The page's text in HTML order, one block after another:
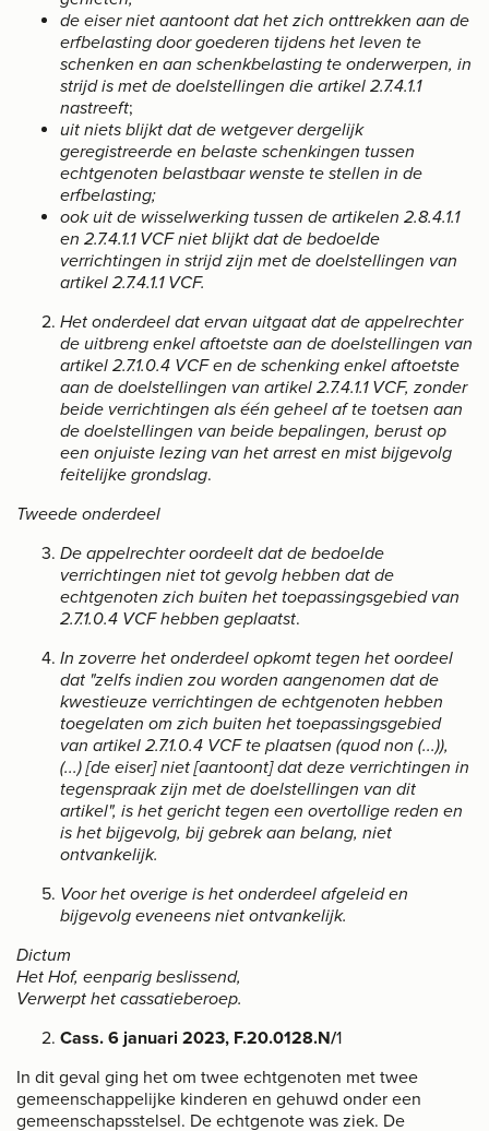
Home
Kantoor
de eiser niet aantoont dat het zich onttrekken aan de
erfbelasting door goederen tijdens het leven te
schenken en aan schenkbelasting te onderwerpen, in
strijd is met de doelstellingen die artikel 2.7.4.1.1
nastreeft;
uit niets blijkt dat de wetgever dergelijk
geregistreerde en belaste schenkingen tussen
echtgenoten belastbaar wenste te stellen in de
erfbelasting;
ook uit de wisselwerking tussen de artikelen 2.8.4.1.1
en 2.7.4.1.1 VCF niet blijkt dat de bedoelde
verrichtingen in strijd zijn met de doelstellingen van
artikel 2.7.4.1.1 VCF.
Het onderdeel dat ervan uitgaat dat de appelrechter
de uitbreng enkel aftoetste aan de doelstellingen van
artikel 2.7.1.0.4 VCF en de schenking enkel aftoetste
aan de doelstellingen van artikel 2.7.4.1.1 VCF, zonder
beide verrichtingen als één geheel af te toetsen aan
de doelstellingen van beide bepalingen, berust op
een onjuiste lezing van het arrest en mist bijgevolg
feitelijke grondslag.
Tweede onderdeel
De appelrechter oordeelt dat de bedoelde
verrichtingen niet tot gevolg hebben dat de
echtgenoten zich buiten het toepassingsgebied van
2.7.1.0.4 VCF hebben geplaatst.
In zoverre het onderdeel opkomt tegen het oordeel
dat "zelfs indien zou worden aangenomen dat de
kwestieuze verrichtingen de echtgenoten hebben
toegelaten om zich buiten het toepassingsgebied
van artikel 2.7.1.0.4 VCF te plaatsen (quod non (...)),
(...) [de eiser] niet [aantoont] dat deze verrichtingen in
tegenspraak zijn met de doelstellingen van dit
artikel", is het gericht tegen een overtollige reden en
is het bijgevolg, bij gebrek aan belang, niet
ontvankelijk.
Voor het overige is het onderdeel afgeleid en
bijgevolg eveneens niet ontvankelijk.
Dictum
Het Hof, eenparig beslissend,
Verwerpt het cassatieberoep.
Cass. 6 januari 2023, F.20.0128.N/1
In dit geval ging het om twee echtgenoten met twee
gemeenschappelijke kinderen en gehuwd onder een
gemeenschapsstelsel. De echtgenote was ziek. De